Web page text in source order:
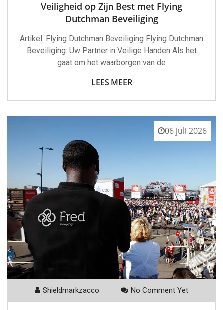
Veiligheid op Zijn Best met Flying
Dutchman Beveiliging
Artikel: Flying Dutchman Beveiliging Flying Dutchman
Beveiliging: Uw Partner in Veilige Handen Als het
gaat om het waarborgen van de
LEES MEER
06 juli 2026
Shieldmarkzacco No Comment Yet